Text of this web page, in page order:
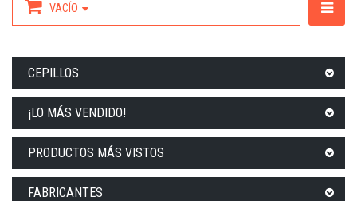
VACÍO
CEPILLOS
¡LO MÁS VENDIDO!
PRODUCTOS MÁS VISTOS
FABRICANTES